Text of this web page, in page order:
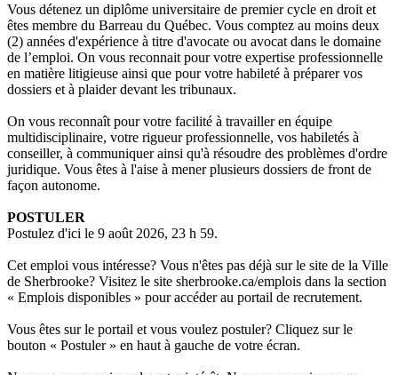
Vous détenez un diplôme universitaire de premier cycle en droit et
êtes membre du Barreau du Québec. Vous comptez au moins deux
(2) années d'expérience à titre d'avocate ou avocat dans le domaine
de l’emploi. On vous reconnait pour votre expertise professionnelle
en matière litigieuse ainsi que pour votre habileté à préparer vos
dossiers et à plaider devant les tribunaux.
On vous reconnaît pour votre facilité à travailler en équipe
multidisciplinaire, votre rigueur professionnelle, vos habiletés à
conseiller, à communiquer ainsi qu'à résoudre des problèmes d'ordre
juridique. Vous êtes à l'aise à mener plusieurs dossiers de front de
façon autonome.
POSTULER
Postulez d'ici le 9 août 2026, 23 h 59.
Cet emploi vous intéresse? Vous n'êtes pas déjà sur le site de la Ville
de Sherbrooke? Visitez le site sherbrooke.ca/emplois dans la section
« Emplois disponibles » pour accéder au portail de recrutement.
Vous êtes sur le portail et vous voulez postuler? Cliquez sur le
bouton « Postuler » en haut à gauche de votre écran.